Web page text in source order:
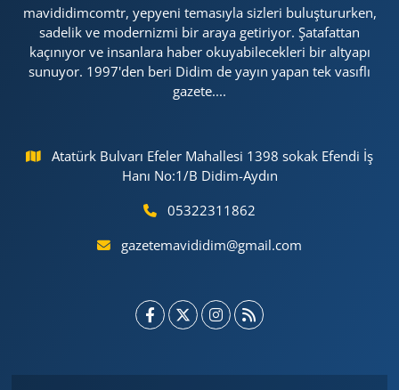
mavididimcomtr, yepyeni temasıyla sizleri buluştururken,
sadelik ve modernizmi bir araya getiriyor. Şatafattan
kaçınıyor ve insanlara haber okuyabilecekleri bir altyapı
sunuyor. 1997'den beri Didim de yayın yapan tek vasıflı
gazete....
Atatürk Bulvarı Efeler Mahallesi 1398 sokak Efendi İş
Hanı No:1/B Didim-Aydın
05322311862
gazetemavididim@gmail.com